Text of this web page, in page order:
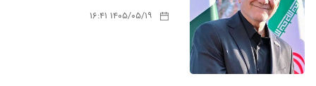
۱۴۰۵/۰۵/۱۹ ۱۶:۴۱